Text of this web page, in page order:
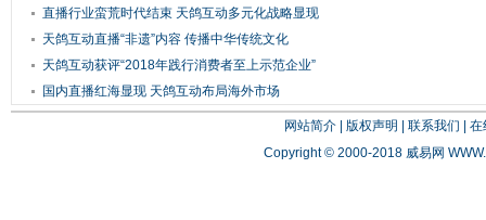
直播行业蛮荒时代结束 天鸽互动多元化战略显现
天鸽互动直播“非遗”内容 传播中华传统文化
天鸽互动获评“2018年践行消费者至上示范企业”
国内直播红海显现 天鸽互动布局海外市场
网站简介| 版权声明 联系我们
在
Copyright © 2000-2018 威易网 WWW.